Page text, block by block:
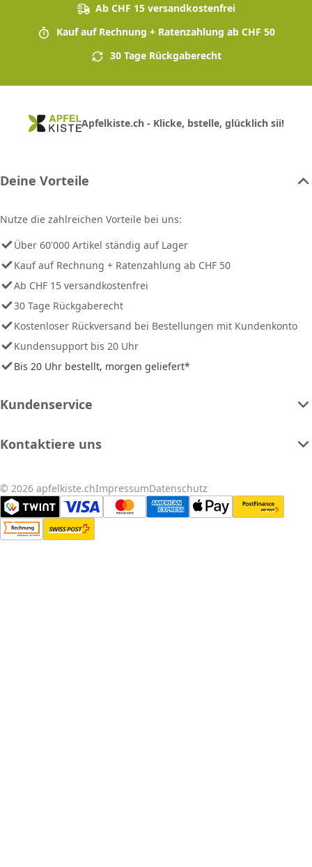
Ab CHF 15 versandkostenfrei
Kauf auf Rechnung + Ratenzahlung ab CHF 50
30 Tage Rückgaberecht
Apfelkiste.ch - Klicke, bstelle, glücklich sii!
Deine Vorteile
Nutze die zahlreichen Vorteile bei uns:
Über 60'000 Artikel ständig auf Lager
Kauf auf Rechnung + Ratenzahlung ab CHF 50
Ab CHF 15 versandkostenfrei
30 Tage Rückgaberecht
Kostenloser Rückversand bei Bestellungen mit Kundenkonto
Kundensupport bis 20 Uhr
Bis 20 Uhr bestellt, morgen geliefert*
Kundenservice
Kontaktiere uns
© 2026 apfelkiste.chImpressumDatenschutz